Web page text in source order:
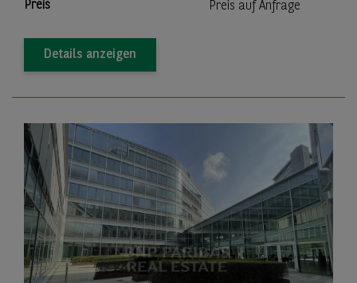
Preis Preis auf Anfrage
Details anzeigen